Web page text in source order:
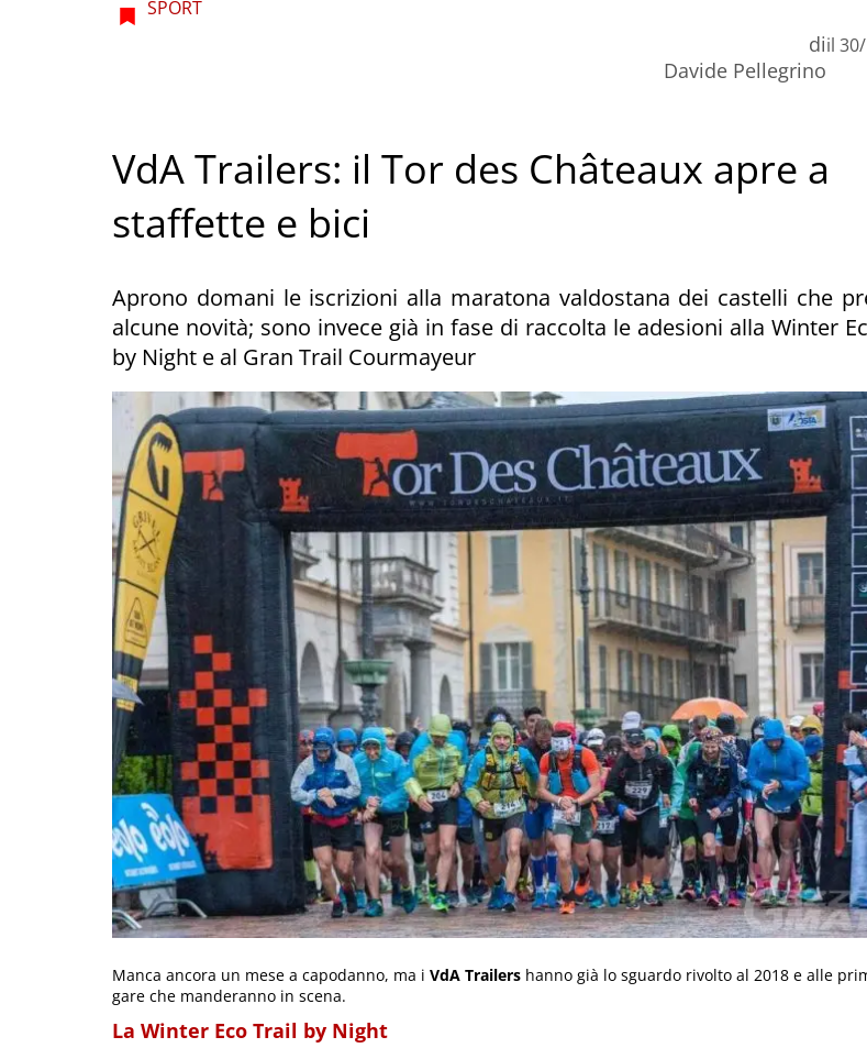
SPORT
di
Davide Pellegrino
il
VdA Trailers: il Tor des Châteaux apre a
staffette e bici
Aprono domani le iscrizioni alla maratona valdostana dei castelli che
alcune novità; sono invece già in fase di raccolta le adesioni alla Winter
by Night e al Gran Trail Courmayeur
Manca ancora un mese a capodanno, ma i VdA Trailers hanno già lo sguardo rivolto al 2018 e alle
gare che manderanno in scena.
La Winter Eco Trail by Night